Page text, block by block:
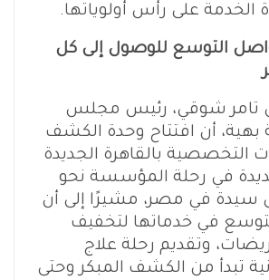
الخدمة على رأس أولوياتها.
التوسع للوصول إلى كل
تامر شوقي، رئيس مجلس
أن افتتاح وحدة الكشف
التخصصية بالقاهرة الجديدة
في رحلة المؤسسة نحو
سيدة في مصر، مشيرًا إلى أن
في خدماتها لتخفيف
وتقديم رحلة علاج
تبدأ من الكشف المبكر وحتى